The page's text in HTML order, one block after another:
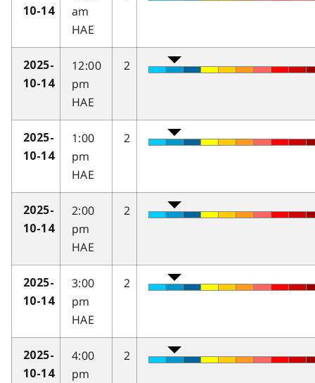
10-14
am
HAE
2025-
10-14
12:00
pm
HAE
2
2025-
10-14
1:00
pm
HAE
2
2025-
10-14
2:00
pm
HAE
2
2025-
10-14
3:00
pm
HAE
2
2025-
10-14
4:00
pm
2